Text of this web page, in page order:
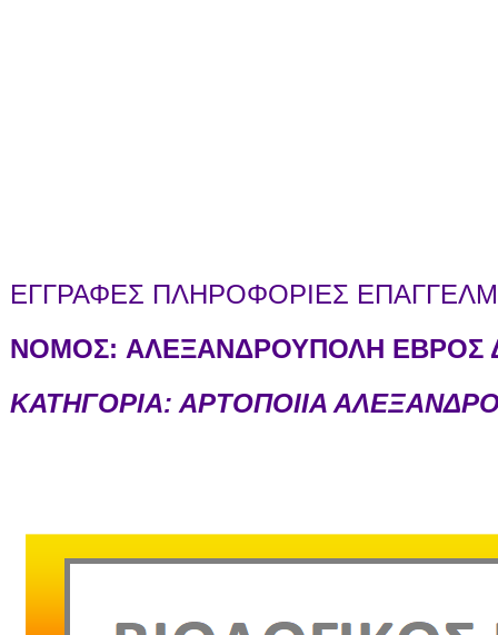
ΕΓΓΡΑΦΕΣ ΠΛΗΡΟΦΟΡΙΕΣ
ΝΟΜΟΣ: ΑΛΕΞΑΝΔΡΟΥΠΟΛΗ ΕΒΡΟΣ
ΚΑΤΗΓΟΡΙΑ: ΑΡΤΟΠΟΙΙΑ